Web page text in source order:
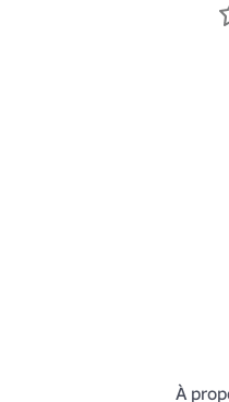
À